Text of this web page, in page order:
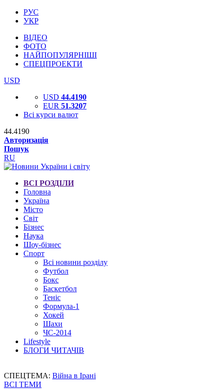
РУС
УКР
ВІДЕО
ФОТО
НАЙПОПУЛЯРНІШІ
СПЕЦПРОЕКТИ
USD
USD 44.4190
EUR 51.3207
Всі курси валют
44.4190
Авторизація
Пошук
RU
ВСІ РОЗДІЛИ
Головна
Україна
Місто
Світ
Бізнес
Наука
Шоу-бізнес
Спорт
Всі новини розділу
Футбол
Бокс
Баскетбол
Теніс
Формула-1
Хокей
Шахи
ЧС-2014
Lifestyle
БЛОГИ ЧИТАЧІВ
СПЕЦТЕМА: Війна в Ірані
ВСІ ТЕМИ